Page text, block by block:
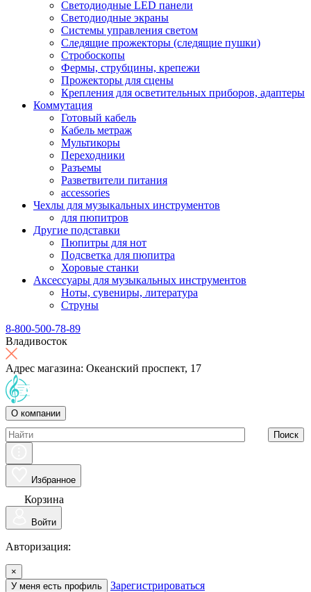
Светодиодные LED панели
Светодиодные экраны
Системы управления светом
Следящие прожекторы (следящие пушки)
Стробоскопы
Фермы, струбцины, крепежи
Прожекторы для сцены
Крепления для осветительных приборов, адаптеры
Коммутация
Готовый кабель
Кабель метраж
Мультикоры
Переходники
Разъемы
Разветвители питания
accessories
Чехлы для музыкальных инструментов
для пюпитров
Другие подставки
Пюпитры для нот
Подсветка для пюпитра
Хоровые станки
Аксессуары для музыкальных инструментов
Ноты, сувениры, литература
Струны
8-800-500-78-89
Владивосток
Адрес магазина: Океанский проспект, 17
О компании
Поиск
Избранное
Корзина
Войти
Авторизация:
×
У меня есть профиль
Зарегистрироваться